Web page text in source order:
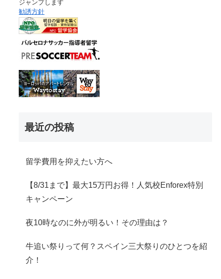
ジャンプします
勧誘方針
最近の投稿
留学費用を抑えたい方へ
【8/31まで】最大15万円お得！人気校Enforex特別
キャンペーン
夜10時なのに外が明るい！その理由は？
牛追い祭りって何？スペイン三大祭りのひとつを紹
介！